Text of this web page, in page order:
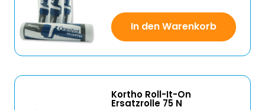
In den Warenkorb
Kortho Roll-It-On
Ersatzrolle 75 N